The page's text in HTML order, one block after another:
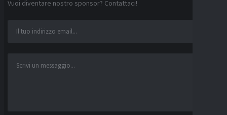
Vuoi diventare nostro sponsor? Contattaci!